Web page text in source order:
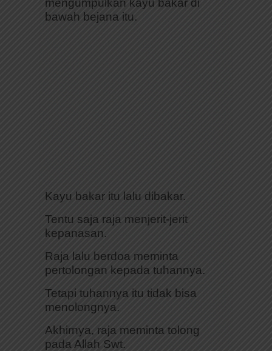
mengumpulkan kayu bakar di
bawah bejana itu.
Kayu bakar itu lalu dibakar.
Tentu saja raja menjerit-jerit
kepanasan.
Raja lalu berdoa meminta
pertolongan kepada tuhannya.
Tetapi tuhannya itu tidak bisa
menolongnya.
Akhirnya, raja meminta tolong
pada Allah Swt.